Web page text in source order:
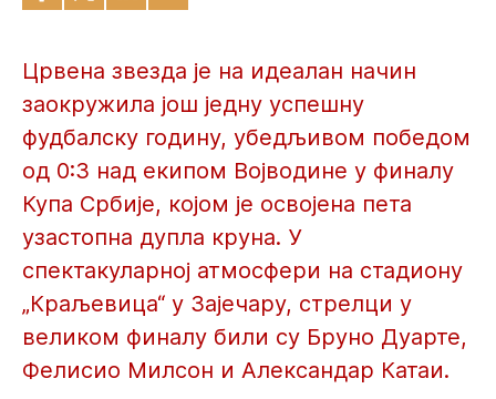
Црвена звезда је на идеалан начин
заокружила још једну успешну
фудбалску годину, убедљивом победом
од 0:3 над екипом Војводине у финалу
Купа Србије, којом је освојена пета
узастопна дупла круна. У
спектакуларној атмосфери на стадиону
„Краљевица“ у Зајечару, стрелци у
великом финалу били су Бруно Дуарте,
Фелисио Милсон и Александар Катаи.